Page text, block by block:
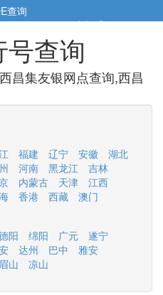
查询
5cm小帮手5cm.cn
查询
昌集友银网点查询,西昌
福建 辽宁 安徽
湖北
河南 黑龙江
吉林
内蒙古 天津
江西
香港 西藏
澳门
阳 绵阳 广元
遂宁
达州 巴中
雅安
眉山 凉山